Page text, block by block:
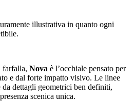
illustrativa in quanto ogni
farfalla, Nova è l’occhiale pensato per
e dal forte impatto visivo. Le linee
dettagli geometrici ben definiti,
scenica unica.